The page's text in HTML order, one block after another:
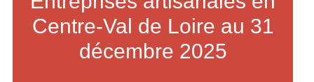
Centre-Val de Loire au 31
décembre 2025